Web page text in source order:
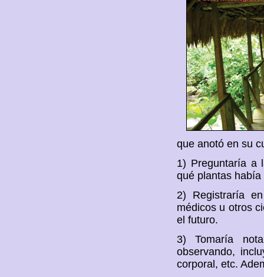
que anotó en su
1) Preguntaría a
qué plantas
2) Registraría
médicos u otros
el futuro.
3) Tomaría
observando,
corporal, etc.